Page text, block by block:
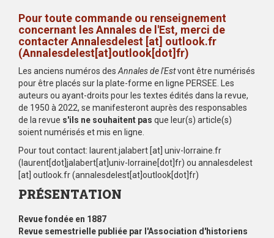
Pour toute commande ou renseignement
concernant les Annales de l'Est, merci de
contacterAnnalesdelest [at] outlook.fr
(Annalesdelest[at]outlook[dot]fr)
Les anciens numéros des Annales de l'Estvont être numérisés
pour être placés sur la plate-forme en ligne PERSEE. Les
auteurs ou ayant-droits pour les textes édités dans la revue,
de 1950 à 2022, se manifesteront auprès des responsables
de la revue s'ils ne souhaitent pas que leur(s) article(s)
soient numérisés et mis en ligne.
Pour tout contact: laurent.jalabert [at] univ-lorraine.fr
(laurent[dot]jalabert[at]univ-lorraine[dot]fr) ou annalesdelest
[at] outlook.fr(annalesdelest[at]outlook[dot]fr)
PRÉSENTATION
Revue fondée en 1887
Revue semestrielle publiée par l'Association d'historiens